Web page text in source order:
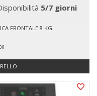
5/7 giorni
FRONTALE 8 KG
00